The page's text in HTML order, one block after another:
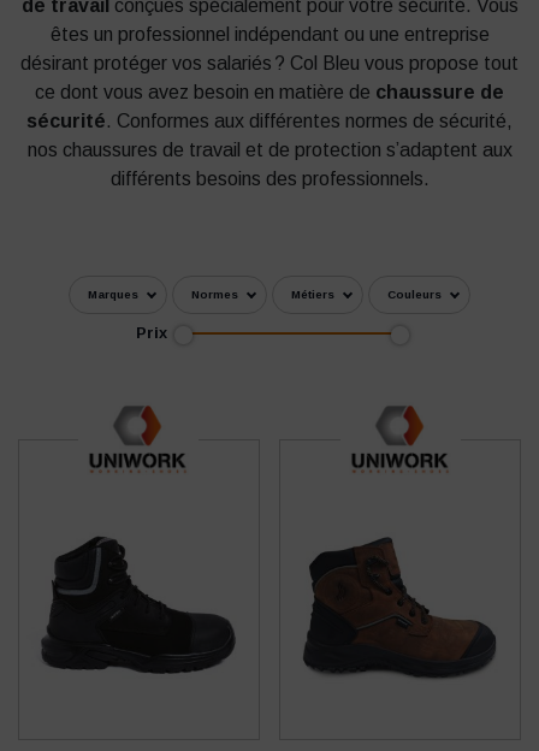
de travail conçues spécialement pour votre sécurité. Vous
êtes un professionnel indépendant ou une entreprise
désirant protéger vos salariés ? Col Bleu vous propose tout
ce dont vous avez besoin en matière de chaussure de
sécurité. Conformes aux différentes normes de sécurité,
nos chaussures de travail et de protection s’adaptent aux
différents besoins des professionnels.
Marques Normes Métiers Couleurs
Prix